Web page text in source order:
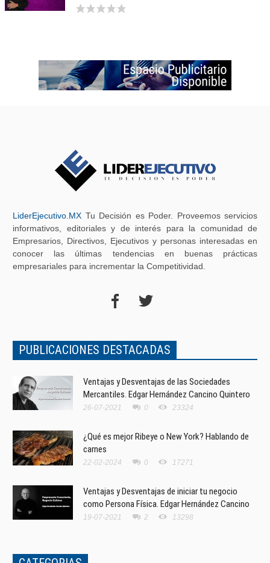
LiderEjecutivo.MX Tu Decisión es Poder. Proveemos servicios
informativos, editoriales y de interés para la comunidad de
Empresarios, Directivos, Ejecutivos y personas interesadas en
conocer las últimas tendencias en buenas prácticas
empresariales para incrementar la Competitividad.
PUBLICACIONES DESTACADAS
Ventajas y Desventajas de las Sociedades
Mercantiles. Edgar Hernández Cancino Quintero
26-07-2021 0 23324
¿Qué es mejor Ribeye o New York? Hablando de
carnes
22-02-2024 0 17271
Ventajas y Desventajas de iniciar tu negocio
como Persona Física. Edgar Hernández Cancino
19-07-2021 2 13298